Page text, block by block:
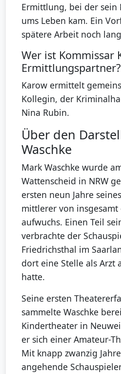
Ermittlung, bei der sein
ums Leben kam. Ein
spätere Arbeit noch
Wer ist Kommissar
Ermittlungspartner?
Karow ermittelt
Kollegin, der
Nina Rubin.
Über den
Waschke
Mark Waschke wurde
Wattenscheid in NRW
ersten neun Jahre
mittlerer von
aufwuchs. Einen Teil
verbrachte der
Friedrichsthal im
dort eine Stelle als Arzt
hatte.
Seine ersten
sammelte Waschke
Kindertheater in
er sich einer Amateur-
Mit knapp zwanzig
angehende